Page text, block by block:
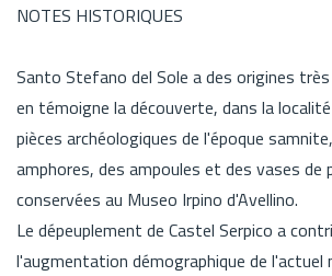
NOTES HISTORIQUES
Santo Stefano del Sole a des origines
en témoigne la découverte, dans la
pièces archéologiques de l'époque
amphores, des ampoules et des vases de
conservées au Museo Irpino d'Avellino.
Le dépeuplement de Castel Serpico a
l'augmentation démographique de l'actuel